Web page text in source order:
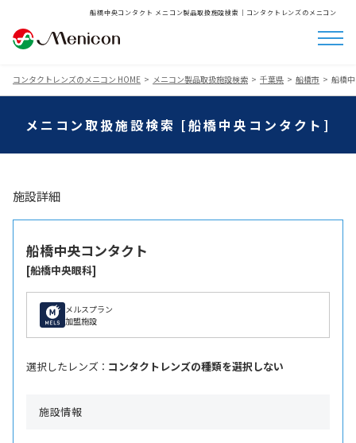
船橋中央コンタクト メニコン製品取扱施設検索│コンタクトレンズのメニコン
コンタクトレンズのメニコン HOME メニコン製品取扱施設検索 千葉県 船橋市 船橋
メニコン取扱施設検索 [船橋中央コンタクト]
施設詳細
船橋中央コンタクト
[船橋中央眼科]
メルスプラン
加盟施設
選択したレンズ ： コンタクトレンズの種類を選択しない
施設情報